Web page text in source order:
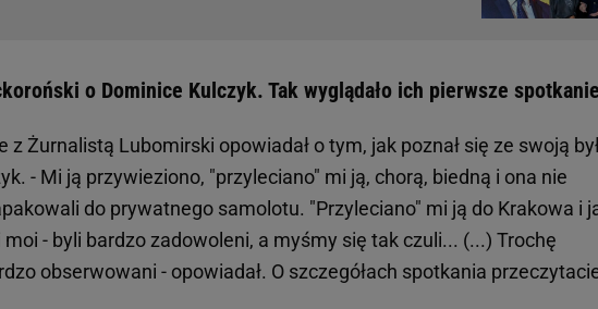
o Dominice Kulczyk. Tak wyglądało ich pierwsze spotkanie
Żurnalistą Lubomirski opowiadał o tym, jak poznał się ze swoją
- Mi ją przywieziono, "przyleciano" mi ją, chorą, biedną i ona nie
do prywatnego samolotu. "Przyleciano" mi ją do Krakowa i
- byli bardzo zadowoleni, a myśmy się tak czuli... (...) Trochę
obserwowani - opowiadał. O szczegółach spotkania